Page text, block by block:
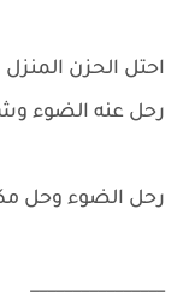
احتل الحزن المنزل
رحل عنه الضوء
رحل الضوء وحل
________________